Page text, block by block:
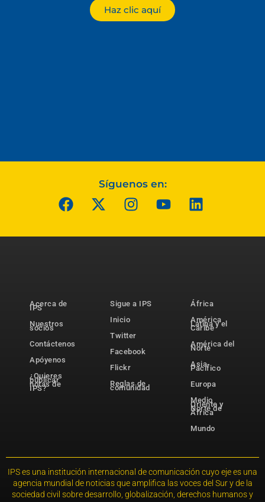
Haz clic aquí
Síguenos en:
Acerca de
IPS
Nuestros
socios
Contáctenos
Apóyenos
¿Quieres
publicar
notas de
IPS?
Sigue a IPS
Inicio
Twitter
Facebook
Flickr
Reglas de
comunidad
África
América
Latina y el
Caribe
América del
Norte
Asia-
Pacífico
Europa
Medio
Oriente y
Norte de
África
Mundo
IPS es una institución internacional de comunicación cuyo eje es una
agencia mundial de noticias que amplifica las voces del Sur y de la
sociedad civil sobre desarrollo, globalización, derechos humanos y